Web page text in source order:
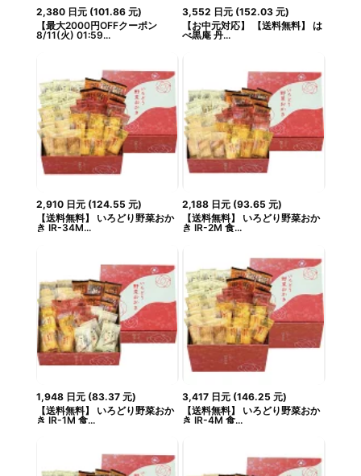
2,380 日元(101.86 元)
【最大2000円OFFクーポン
8/11(火) 01:59...
3,552 日元 (152.03 元)
【お中元対応】 【送料無料】 は
べ黒庵 丹...
2,910 日元(124.55 元)
【送料無料】 いろどり野菜おか
き IR-34M...
2,188 日元 (93.65 元)
【送料無料】 いろどり野菜おか
き IR-2M 食...
1,948 日元(83.37 元)
【送料無料】 いろどり野菜おか
き IR-1M 食...
3,417 日元 (146.25 元)
【送料無料】 いろどり野菜おか
き IR-4M 食...